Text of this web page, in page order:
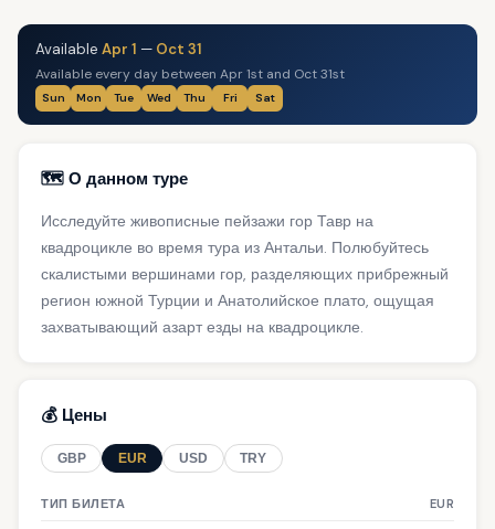
Available Apr 1 — Oct 31
Available every day between Apr 1st and Oct 31st
Sun Mon Tue Wed Thu Fri Sat
🗺️ О данном туре
Исследуйте живописные пейзажи гор Тавр на
квадроцикле во время тура из Антальи. Полюбуйтесь
скалистыми вершинами гор, разделяющих прибрежный
регион южной Турции и Анатолийское плато, ощущая
захватывающий азарт езды на квадроцикле.
💰 Цены
GBP EUR USD TRY
ТИП БИЛЕТА EUR